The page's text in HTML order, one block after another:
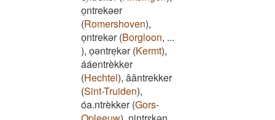
oͅntrekəer
(Romershoven),
oͅntrekər(Borgloon, ...
), oͅəntreͅkər(Kermt),
ááentrèkker
(Hechtel), âântrekker
(Sint-Truiden),
óa.ntrèkker(Gors-